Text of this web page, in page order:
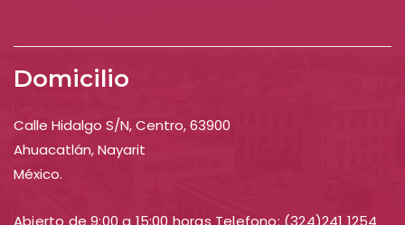
Domicilio
Calle Hidalgo S/N, Centro, 63900
Ahuacatlán, Nayarit
México.